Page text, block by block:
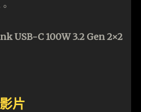
USB-C 100W 3.2 Gen 2×2
片